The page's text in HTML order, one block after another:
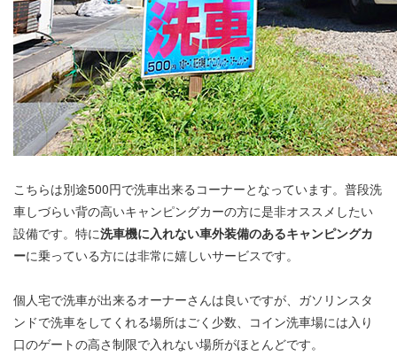
こちらは別途500円で洗車出来るコーナーとなっています。普段洗
車しづらい背の高いキャンピングカーの方に是非オススメしたい
設備です。特に洗車機に入れない車外装備のあるキャンピングカ
ーに乗っている方には非常に嬉しいサービスです。
個人宅で洗車が出来るオーナーさんは良いですが、ガソリンスタ
ンドで洗車をしてくれる場所はごく少数、コイン洗車場には入り
口のゲートの高さ制限で入れない場所がほとんどです。